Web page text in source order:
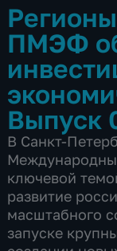
ПМЭФ
Выпуск
В Санкт-
ключевой
развитие
масштабного
запуске